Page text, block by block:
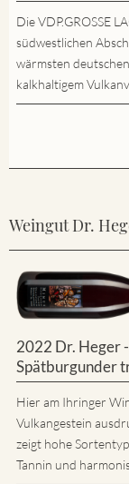
Die VDP.GROSSE
südwestlichen
wärmsten
kalkhaltigem
Weingut Dr.
2022 Dr. Heger
Spätburgunder
Hier am Ihringer
Vulkangestein
zeigt hohe
Tannin und